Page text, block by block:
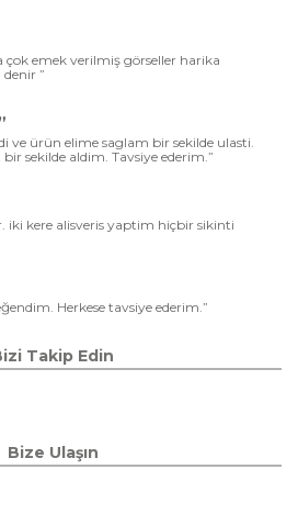
çok emek verilmiş görseller harika
”
ve ürün elime saglam bir sekilde ulasti.
sekilde aldim. Tavsiye ederim.”
iki kere alisveris yaptim hiçbir sikinti
Herkese tavsiye ederim.”
Takip Edin
Bize Ulaşın